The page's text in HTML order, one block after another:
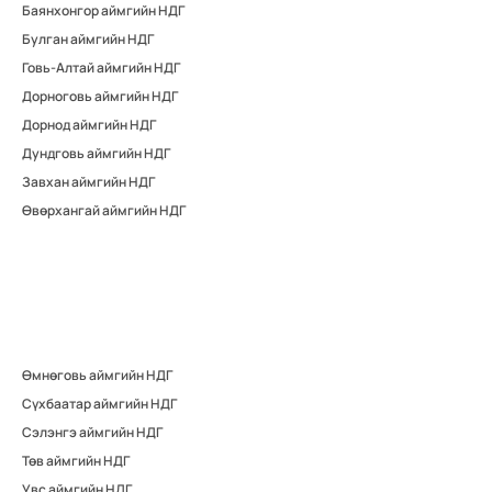
Баянхонгор аймгийн НДГ
Булган аймгийн НДГ
Говь-Алтай аймгийн НДГ
Дорноговь аймгийн НДГ
Дорнод аймгийн НДГ
Дундговь аймгийн НДГ
Завхан аймгийн НДГ
Өвөрхангай аймгийн НДГ
Өмнөговь аймгийн НДГ
Сүхбаатар аймгийн НДГ
Сэлэнгэ аймгийн НДГ
Төв аймгийн НДГ